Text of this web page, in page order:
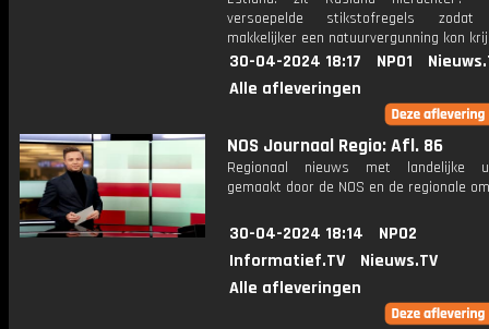
versoepelde stikstofregels zodat
makkelijker een natuurvergunning kon
30-04-2024 18:17 NPO1
Alle afleveringen
NOS Journaal Regio: Afl. 86
Regionaal nieuws met landelijke
gemaakt door de NOS en de regionale
30-04-2024 18:14
NPO2
Informatief.TV
Nieuws.TV
Alle afleveringen